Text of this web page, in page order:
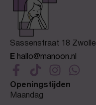
Sassenstraat 18 Zwolle
E hallo@manoon.nl
Openingstijden
Maandag